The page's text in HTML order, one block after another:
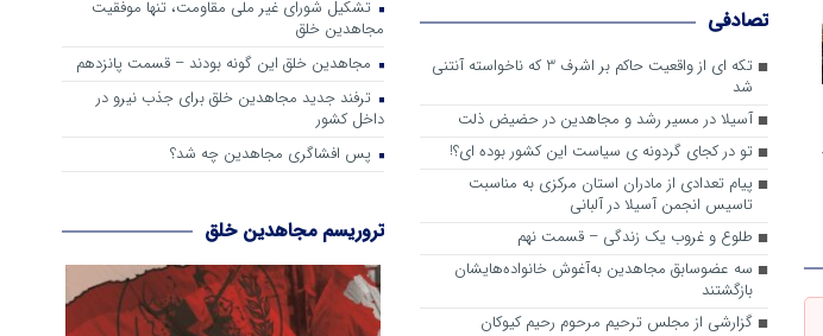
تصادفی
تکه ای از واقعیت حاکم بر اشرف 3 که ناخواسته آنتنی
شد
آسیلا در مسیر رشد و مجاهدین در حضیض ذلت
تو در کجای گردونه ی سیاست این کشور بوده ای؟!
پیام تعدادی از مادران استان مرکزی به مناسبت
تاسیس انجمن آسیلا در آلبانی
طلوع و غروب یک زندگی – قسمت نهم
سه عضوسابق مجاهدین به‌آغوش خانواده‌هایشان
بازگشتند
گزارشی از مجلس ترحیم مرحوم رحیم کیوکان
تشکیل شورای غیر ملی مقاومت، تنها موفقیت
مجاهدین خلق
مجاهدین خلق این گونه بودند – قسمت پانزدهم
ترفند جدید مجاهدین خلق برای جذب نیرو در
داخل کشور
پس افشاگری مجاهدین چه شد؟
تروریسم مجاهدین خلق